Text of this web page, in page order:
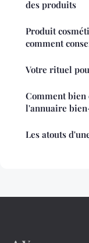
des produits
Produit
comment
Votre rituel
Comment
l'annuaire
Les atouts